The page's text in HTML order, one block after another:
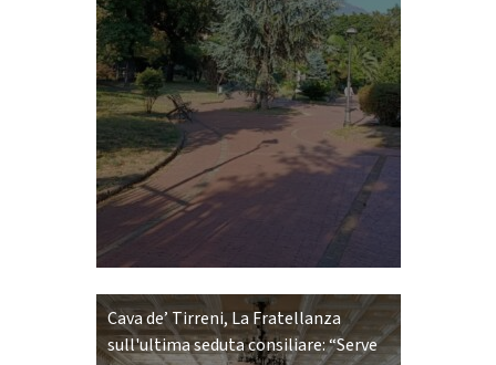
Cava de’ Tirreni, La Fratellanza
sull'ultima seduta consiliare: “Serve